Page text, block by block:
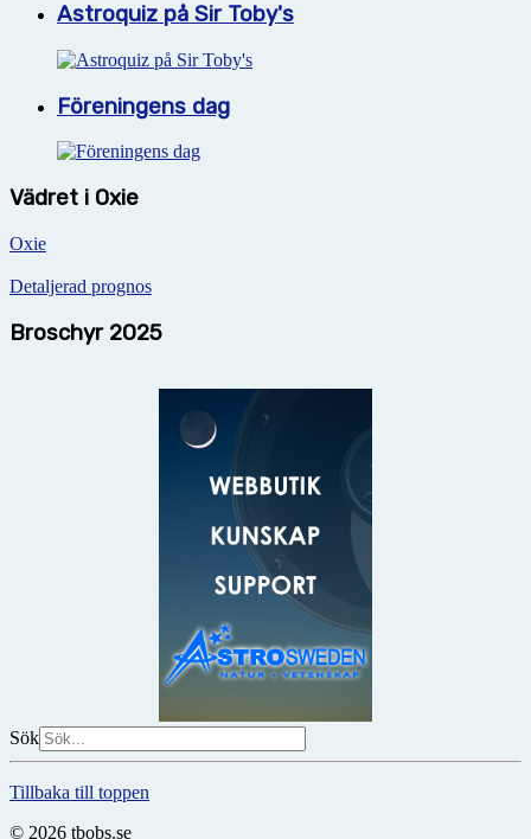
Astroquiz på Sir Toby's
Föreningens dag
Vädret i Oxie
Oxie
Detaljerad prognos
Broschyr 2025
Sök
Tillbaka till toppen
© 2026 tbobs.se